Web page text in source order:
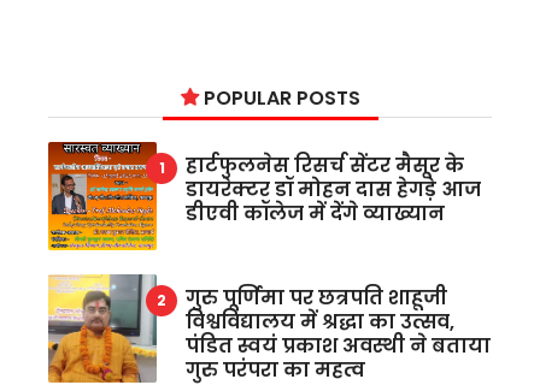
POPULAR POSTS
हार्टफुलनेस रिसर्च सेंटर मैसूर के
डायरेक्टर डॉ मोहन दास हेगड़े आज
डीएवी कॉलेज में देंगे व्याख्यान
गुरु पूर्णिमा पर छत्रपति शाहूजी
विश्वविद्यालय में श्रद्धा का उत्सव,
पंडित स्वयं प्रकाश अवस्थी ने बताया
गुरु परंपरा का महत्व